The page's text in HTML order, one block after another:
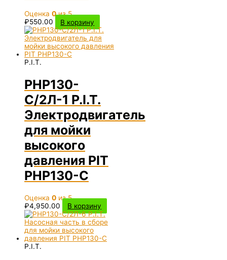
Оценка 0из 5
₽550.00 В корзину
P.I.T.
PHP130-
C/2Л-1 P.I.T.
Электродвигатель
для мойки
высокого
давления PIT
PHP130-C
Оценка 0 из 5
₽4,950.00 В корзину
P.I.T.